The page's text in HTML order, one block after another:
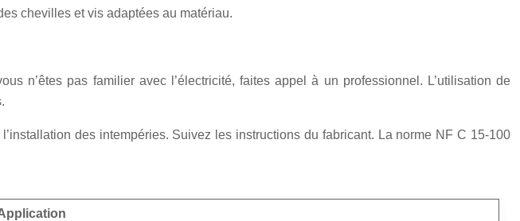
chevilles et vis adaptées au matériau.
n’êtes pas familier avec l’électricité, faites appel à un professionnel. L’utilisation de
des intempéries. Suivez les instructions du fabricant. La norme NF C 15-100